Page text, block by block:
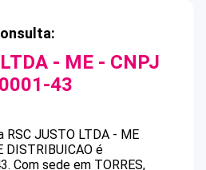
- ME - CNPJ
43
RSC JUSTO LTDA - ME
DISTRIBUICAO é
. Com sede em TORRES,